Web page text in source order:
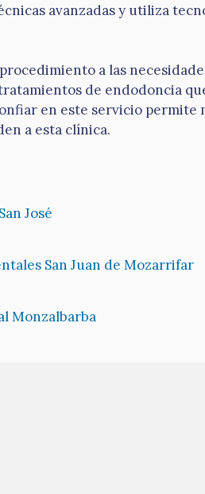
avanzadas y utiliza
a las
de endodoncia
en este servicio
a esta clínica.
José
San Juan de Mozarrifar
Monzalbarba